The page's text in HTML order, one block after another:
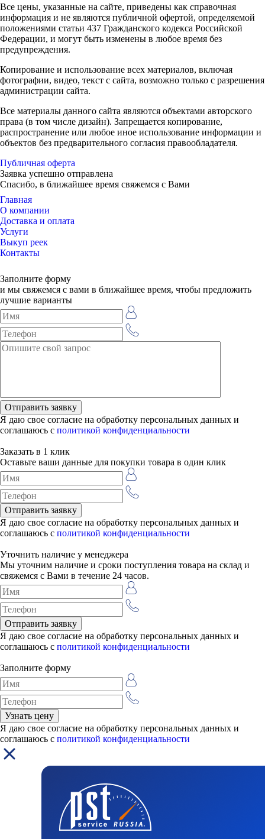
Все цены, указанные на сайте, приведены как справочная
информация и не являются публичной офертой, определяемой
положениями статьи 437 Гражданского кодекса Российской
Федерации, и могут быть изменены в любое время без
предупреждения.
Копирование и использование всех материалов, включая
фотографии, видео, текст с сайта, возможно только с разрешения
администрации сайта.
Все материалы данного сайта являются объектами авторского
права (в том числе дизайн). Запрещается копирование,
распространение или любое иное использование информации и
объектов без предварительного согласия правообладателя.
Публичная оферта
Заявка успешно отправлена
Спасибо, в ближайшее время свяжемся с Вами
Главная
О компании
Доставка и оплата
Услуги
Выкуп реек
Контакты
Заполните форму
и мы свяжемся с вами в ближайшее время, чтобы предложить
лучшие варианты
Я даю свое согласие на обработку персональных данных и
соглашаюсь с политикой конфиденциальности
Заказать в 1 клик
Оставьте ваши данные для покупки товара в один клик
Я даю свое согласие на обработку персональных данных и
соглашаюсь с политикой конфиденциальности
Уточнить наличие у менеджера
Мы уточним наличие и сроки поступления товара на склад и
свяжемся с Вами в течение 24 часов.
Я даю свое согласие на обработку персональных данных и
соглашаюсь с политикой конфиденциальности
Заполните форму
Я даю свое согласие на обработку персональных данных и
соглашаюсь с политикой конфиденциальности